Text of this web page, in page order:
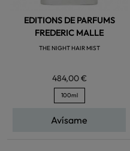
EDITIONS DE PARFUMS
FREDERIC MALLE
THE NIGHT HAIR MIST
484,00 €
100ml
Avísame